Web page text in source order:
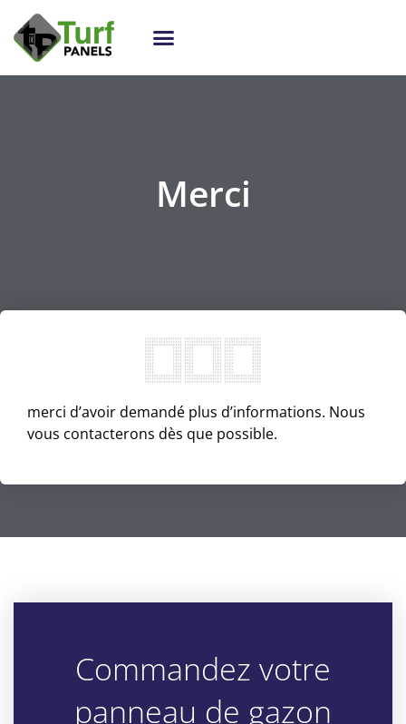
Merci
merci d’avoir demandé plus d’informations. Nous
vous contacterons dès que possible.
Commandez votre
panneau de gazon